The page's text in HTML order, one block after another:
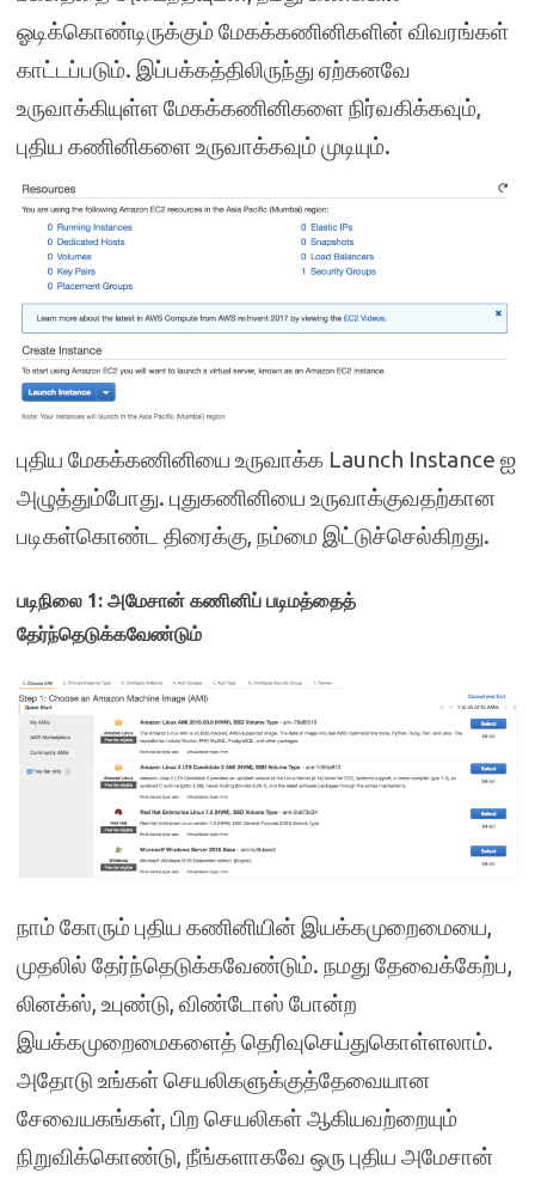
ஓடிக்கொண்டிருக்கும் மேகக்கணினிகளின் விவரங்கள்
காட்டப்படும். இப்பக்கத்திலிருந்து ஏற்கனவே
உருவாக்கியுள்ள மேகக்கணினிகளை நிர்வகிக்கவும்,
புதிய கணினிகளை உருவாக்கவும் முடியும்.
புதிய மேகக்கணினியை உருவாக்க Launch Instance ஐ
அழுத்தும்போது. புதுகணினியை உருவாக்குவதற்கான
படிகள்கொண்ட திரைக்கு, நம்மை இட்டுச்செல்கிறது.
படிநிலை 1: அமேசான் கணினிப் படிமத்தைத்
தேர்ந்தெடுக்கவேண்டும்
நாம் கோரும் புதிய கணினியின் இயக்கமுறைமையை,
முதலில் தேர்ந்தெடுக்கவேண்டும். நமது தேவைக்கேற்ப,
லினக்ஸ், உபுண்டு, விண்டோஸ் போன்ற
இயக்கமுறைமைகளைத் தெரிவுசெய்துகொள்ளலாம்.
அதோடு உங்கள் செயலிகளுக்குத்தேவையான
சேவையகங்கள், பிற செயலிகள் ஆகியவற்றையும்
நிறுவிக்கொண்டு, நீங்களாகவே ஒரு புதிய அமேசான்